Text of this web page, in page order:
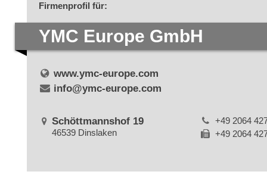
Firmenprofil für:
YMC Europe GmbH
www.ymc-europe.com
info@ymc-europe.com
Schöttmannshof 19
46539 Dinslaken
+49 2064
+49 2064